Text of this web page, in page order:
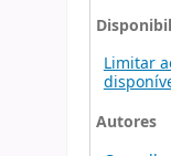
Limitar
Autores